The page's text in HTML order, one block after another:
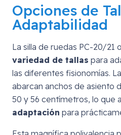
Opciones de
Adaptabilidad
La silla de ruedas PC-20/21
variedad de tallas para
las diferentes fisionomías.
abarcan anchos de asiento
50 y 56 centímetros, lo que
adaptación para